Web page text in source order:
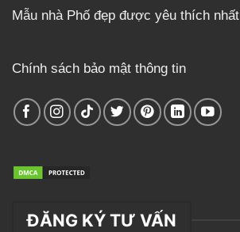
Mẫu nhà Phố đẹp được yêu thích nhất
Chính sách bảo mật thông tin
ĐĂNG KÝ TƯ VẤN